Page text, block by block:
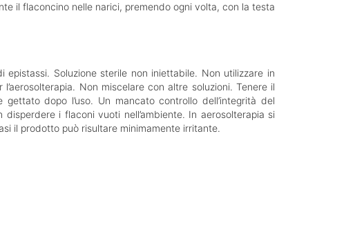
il flaconcino nelle narici, premendo ogni volta, con la testa
Soluzione sterile non iniettabile. Non utilizzare in
Non miscelare con altre soluzioni. Tenere il
dopo l’uso. Un mancato controllo dell’integrità del
i flaconi vuoti nell’ambiente. In aerosolterapia si
il prodotto può risultare minimamente irritante.